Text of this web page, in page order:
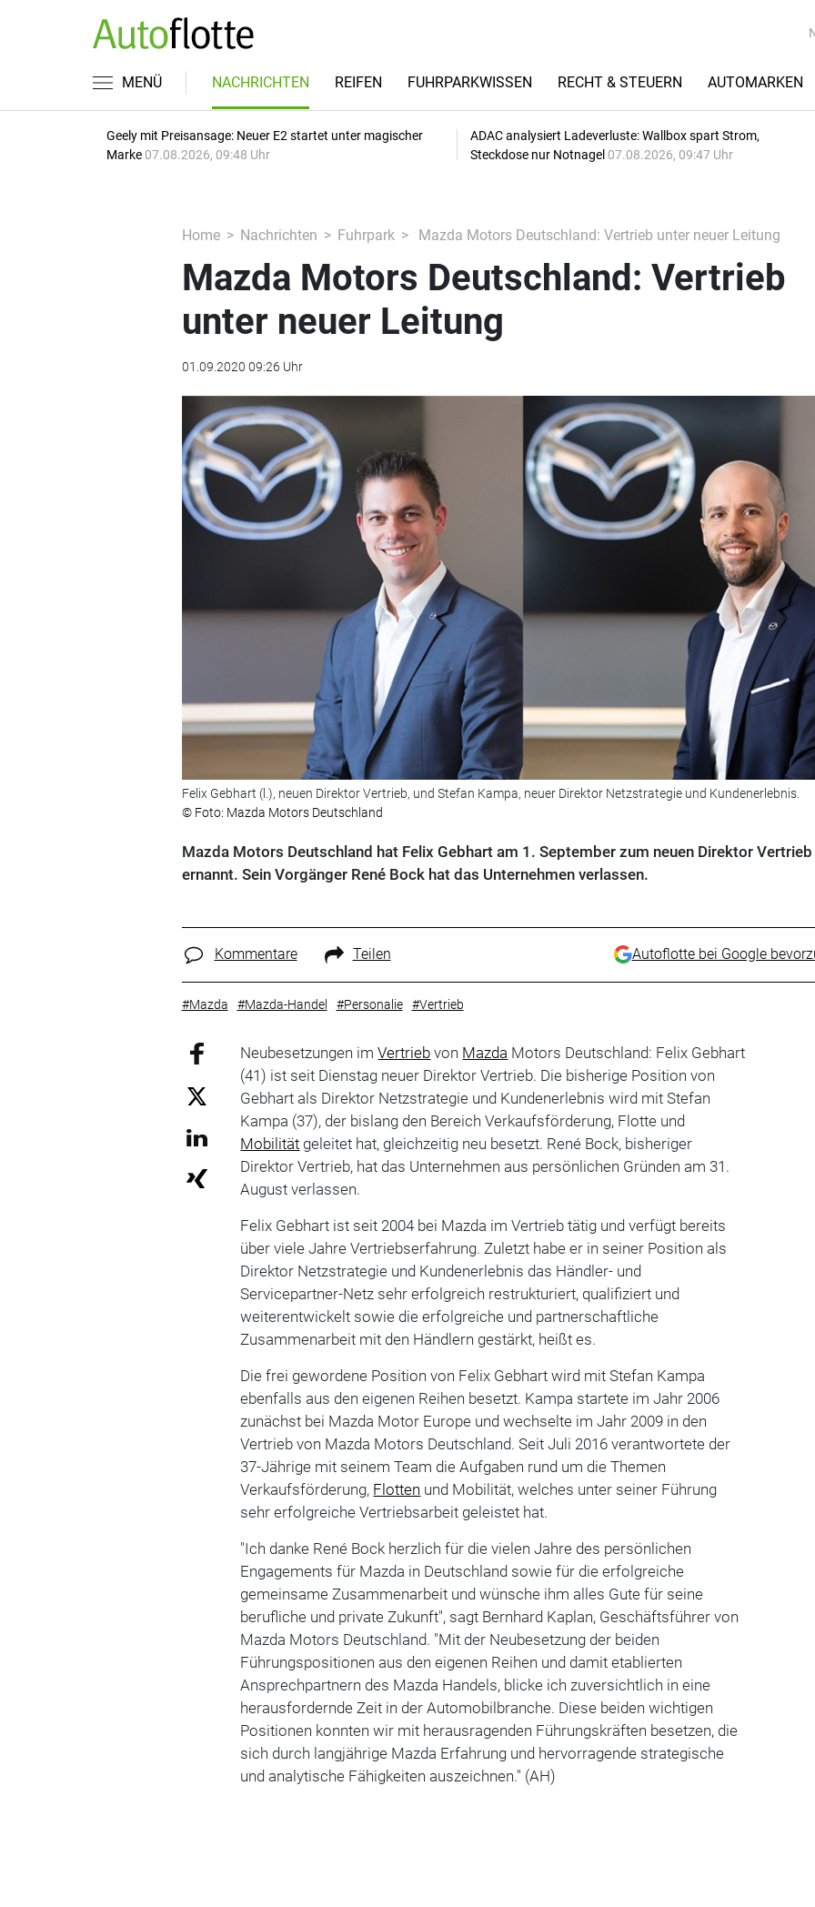
MENÜ NACHRICHTEN REIFEN FUHRPARKWISSEN RECHT & STEUERN AUTOMARKEN
Geely mit Preisansage: Neuer E2 startet unter magischer
Marke 07.08.2026, 09:48 Uhr
ADAC analysiert Ladeverluste: Wallbox spart Strom,
Steckdose nur Notnagel 07.08.2026, 09:47 Uhr
Home Nachrichten Fuhrpark Mazda Motors Deutschland: Vertrieb unter neuer Leitung
Mazda Motors Deutschland: Vertrieb
unter neuer Leitung
01.09.2020 09:26 Uhr
Felix Gebhart (l.), neuen Direktor Vertrieb, und Stefan Kampa, neuer Direktor Netzstrategie und Kundenerlebnis.
© Foto: Mazda Motors Deutschland
Mazda Motors Deutschland hat Felix Gebhart am 1. September zum neuen Direktor Vertrieb
ernannt. Sein Vorgänger René Bock hat das Unternehmen verlassen.
Kommentare Teilen Autoflotte bei Google
#Mazda #Mazda-Handel #Personalie #Vertrieb
Neubesetzungen imVertrieb von Mazda Motors Deutschland: Felix Gebhart
(41) ist seit Dienstag neuer Direktor Vertrieb. Die bisherige Position von
Gebhart als Direktor Netzstrategie und Kundenerlebnis wird mit Stefan
Kampa (37), der bislang den Bereich Verkaufsförderung, Flotte und
Mobilität geleitet hat, gleichzeitig neu besetzt. René Bock, bisheriger
Direktor Vertrieb, hat das Unternehmen aus persönlichen Gründen am 31.
August verlassen.
Felix Gebhart ist seit 2004 bei Mazda im Vertrieb tätig und verfügt bereits
über viele Jahre Vertriebserfahrung. Zuletzt habe er in seiner Position als
Direktor Netzstrategie und Kundenerlebnis das Händler- und
Servicepartner-Netz sehr erfolgreich restrukturiert, qualifiziert und
weiterentwickelt sowie die erfolgreiche und partnerschaftliche
Zusammenarbeit mit den Händlern gestärkt, heißt es.
Die frei gewordene Position von Felix Gebhart wird mit Stefan Kampa
ebenfalls aus den eigenen Reihen besetzt. Kampa startete im Jahr 2006
zunächst bei Mazda Motor Europe und wechselte im Jahr 2009 in den
Vertrieb von Mazda Motors Deutschland. Seit Juli 2016 verantwortete der
37-Jährige mit seinem Team die Aufgaben rund um die Themen
Verkaufsförderung, Flotten und Mobilität, welches unter seiner Führung
sehr erfolgreiche Vertriebsarbeit geleistet hat.
"Ich danke René Bock herzlich für die vielen Jahre des persönlichen
Engagements für Mazda in Deutschland sowie für die erfolgreiche
gemeinsame Zusammenarbeit und wünsche ihm alles Gute für seine
berufliche und private Zukunft", sagt Bernhard Kaplan, Geschäftsführer von
Mazda Motors Deutschland. "Mit der Neubesetzung der beiden
Führungspositionen aus den eigenen Reihen und damit etablierten
Ansprechpartnern des Mazda Handels, blicke ich zuversichtlich in eine
herausfordernde Zeit in der Automobilbranche. Diese beiden wichtigen
Positionen konnten wir mit herausragenden Führungskräften besetzen, die
sich durch langjährige Mazda Erfahrung und hervorragende strategische
und analytische Fähigkeiten auszeichnen." (AH)